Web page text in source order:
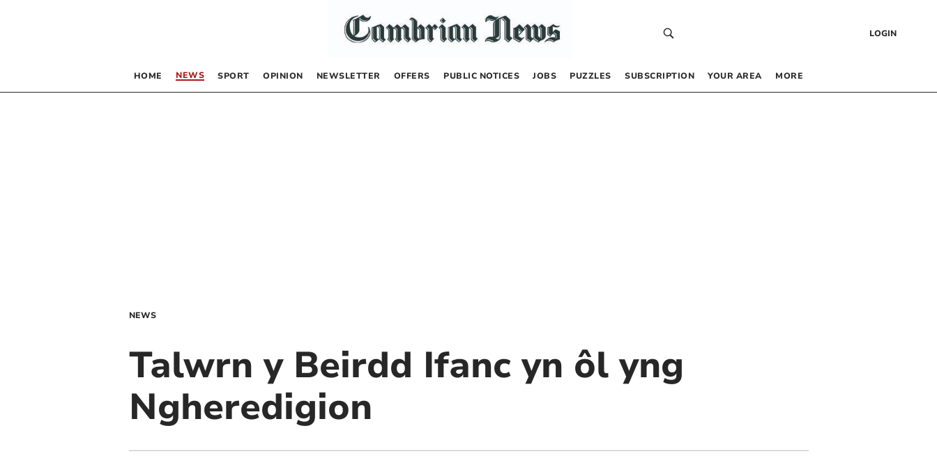
LOGIN
HOME NEWS SPORT OPINION NEWSLETTER OFFERS PUBLIC NOTICES JOBS PUZZLES SUBSCRIPTION YOUR AREA MORE
NEWS
Talwrn y Beirdd Ifanc yn ôl yng
Ngheredigion